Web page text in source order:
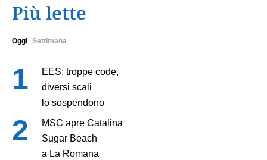
Più lette
Oggi Settimana
EES: troppe code,
diversi scali
lo sospendono
MSC apre Catalina
Sugar Beach
a La Romana